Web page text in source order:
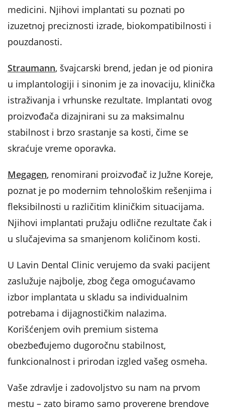
medicini. Njihovi implantati su poznati po
izuzetnoj preciznosti izrade, biokompatibilnosti i
pouzdanosti.
Straumann, švajcarski brend, jedan je od pionira
u implantologiji i sinonim je za inovaciju, klinička
istraživanja i vrhunske rezultate. Implantati ovog
proizvođača dizajnirani su za maksimalnu
stabilnost i brzo srastanje sa kosti, čime se
skraćuje vreme oporavka.
Megagen, renomirani proizvođač iz Južne Koreje,
poznat je po modernim tehnološkim rešenjima i
fleksibilnosti u različitim kliničkim situacijama.
Njihovi implantati pružaju odlične rezultate čak i
u slučajevima sa smanjenom količinom kosti.
U Lavin Dental Clinic verujemo da svaki pacijent
zaslužuje najbolje, zbog čega omogućavamo
izbor implantata u skladu sa individualnim
potrebama i dijagnostičkim nalazima.
Korišćenjem ovih premium sistema
obezbeđujemo dugoročnu stabilnost,
funkcionalnost i prirodan izgled vašeg osmeha.
Vaše zdravlje i zadovoljstvo su nam na prvom
mestu – zato biramo samo proverene brendove